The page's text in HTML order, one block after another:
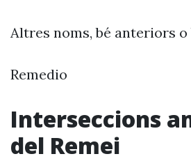
Altres noms, bé anteriors
Remedio
Interseccions
del Remei